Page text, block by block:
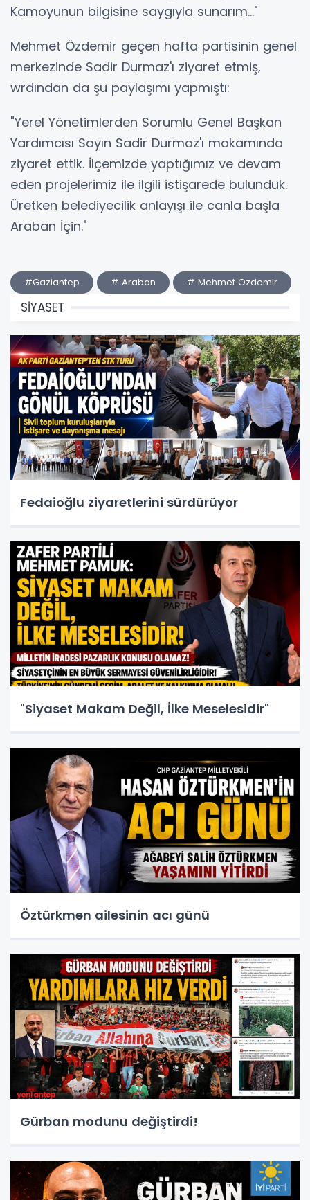
Kamoyunun bilgisine saygıyla sunarım…"
Mehmet Özdemir geçen hafta partisinin genel
merkezinde Sadir Durmaz'ı ziyaret etmiş,
wrdından da şu paylaşımı yapmıştı:
"Yerel Yönetimlerden Sorumlu Genel Başkan
Yardımcısı Sayın Sadir Durmaz'ı makamında
ziyaret ettik. İlçemizde yaptığımız ve devam
eden projelerimiz ile ilgili istişarede bulunduk.
Üretken belediyecilik anlayışı ile canla başla
Araban İçin."
#Gaziantep # Araban # Mehmet Özdemir
SİYASET
Fedaioğlu ziyaretlerini sürdürüyor
"Siyaset Makam Değil, İlke Meselesidir"
Öztürkmen ailesinin acı günü
Gürban modunu değiştirdi!